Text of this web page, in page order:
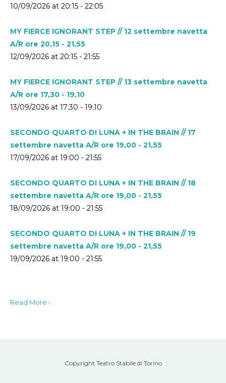
10/09/2026 at 20:15 - 22:05
MY FIERCE IGNORANT STEP // 12 settembre navetta
A/R ore 20,15 - 21,55
12/09/2026 at 20:15 - 21:55
MY FIERCE IGNORANT STEP // 13 settembre navetta
A/R ore 17,30 - 19,10
13/09/2026 at 17:30 - 19:10
SECONDO QUARTO DI LUNA + IN THE BRAIN // 17
settembre navetta A/R ore 19,00 - 21,55
17/09/2026 at 19:00 - 21:55
SECONDO QUARTO DI LUNA + IN THE BRAIN // 18
settembre navetta A/R ore 19,00 - 21,55
18/09/2026 at 19:00 - 21:55
SECONDO QUARTO DI LUNA + IN THE BRAIN // 19
settembre navetta A/R ore 19,00 - 21,55
19/09/2026 at 19:00 - 21:55
Read More ›
Copyright Teatro Stabile di Torino